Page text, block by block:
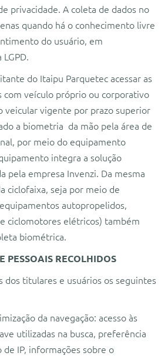
privacidade. A coleta de dados no
quando há o conhecimento livre
do usuário, em
do Itaipu Parquetec acessar as
com veículo próprio ou corporativo
veicular vigente por prazo superior
a biometria da mão pela área de
por meio do equipamento
integra a solução
pela empresa Invenzi. Da mesma
ciclofaixa, seja por meio de
autopropelidos,
ciclomotores elétricos) também
biométrica.
PESSOAIS RECOLHIDOS
dos titulares e usuários os seguintes
da navegação: acesso às
utilizadas na busca, preferência
IP, informações sobre o